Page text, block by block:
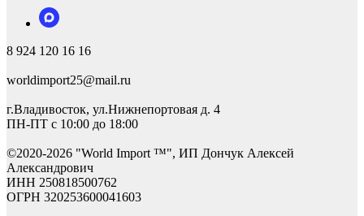
8 924 120 16 16
worldimport25@mail.ru
г.Владивосток, ул.Нижнепортовая д. 4
ПН-ПТ с 10:00 до 18:00
©2020-2026 "World Import ™", ИП Дончук Алексей
Александрович
ИНН 250818500762
ОГРН 320253600041603